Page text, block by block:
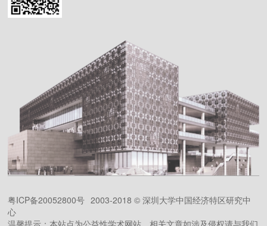
粤ICP备20052800号 2003-2018 © 深圳大学中国经济特区研究中
心